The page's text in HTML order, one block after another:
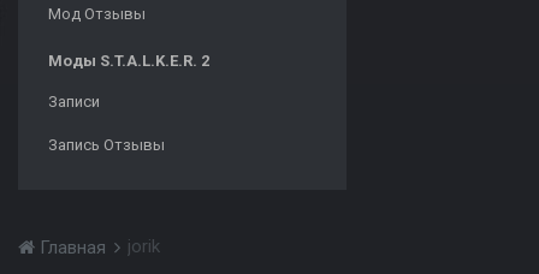
Мод Отзывы
Моды S.T.A.L.K.E.R. 2
Записи
Запись Отзывы
Главная jorik